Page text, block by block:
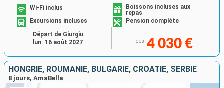
Wi-Fi inclus
Boissons incluses aux
repas
Excursions incluses
Pension complète
dès 4 030 €
Départ de Giurgiu
lun. 16 août 2027
HONGRIE, ROUMANIE, BULGARIE, CROATIE, SERBIE
8 jours, AmaBella